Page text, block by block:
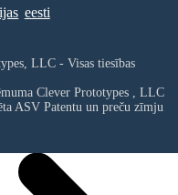
eesti
LLC - Visas tiesības
Clever Prototypes , LLC
ASV Patentu un preču zīmju